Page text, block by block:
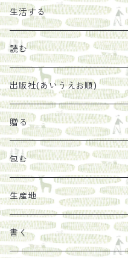
エキス
珈琲豆
太山寺珈琲焙煎室
ジャム
うめぼし
塩
オリーブオイル
その他
マスコバド糖
しょうがパウダー
生活する
エコラップ
石けん
ヘチマたわし
陶器
馬目隆宏
絵
タンブラー
読む
刊行から時間が経ったけれ
贈り物に勧めたい絵本
紀伊半島ブックマルシェ関連
らくだ舎出帆室の参考本など
新刊では販売しづらくなっ
出版社(あいうえお順)
らくだ舎出帆室
リトルプレス
mario books
タイドラー
海外出版社
古本
贈る
包装
ギフトセット
カレンダー
包む
生産地
色川
書く